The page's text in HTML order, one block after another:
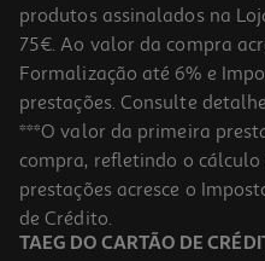
Frigorífico Americano Hisense
483l Cinzento)
829.99 €/un
829,99 €
produtos assinalados na
75€. Ao valor da compra
Formalização até 6% e
prestações. Consulte detalhe
***O valor da primeira
compra, refletindo o
prestações acresce o
de Crédito.
TAEG DO CARTÃO DE